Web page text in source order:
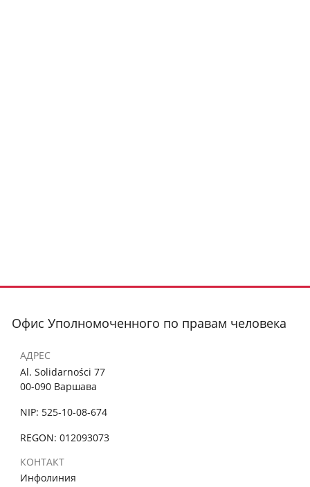
Офис Уполномоченного по правам человека
АДРЕС
Al. Solidarności 77
00-090 Варшава
NIP: 525-10-08-674
REGON: 012093073
КОНТАКТ
Инфолиния